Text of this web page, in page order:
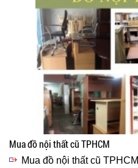
Mua đồ nội thất cũ TPHCM
Mua đồ nội thất cũ TPHCM